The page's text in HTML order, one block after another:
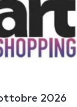
2026